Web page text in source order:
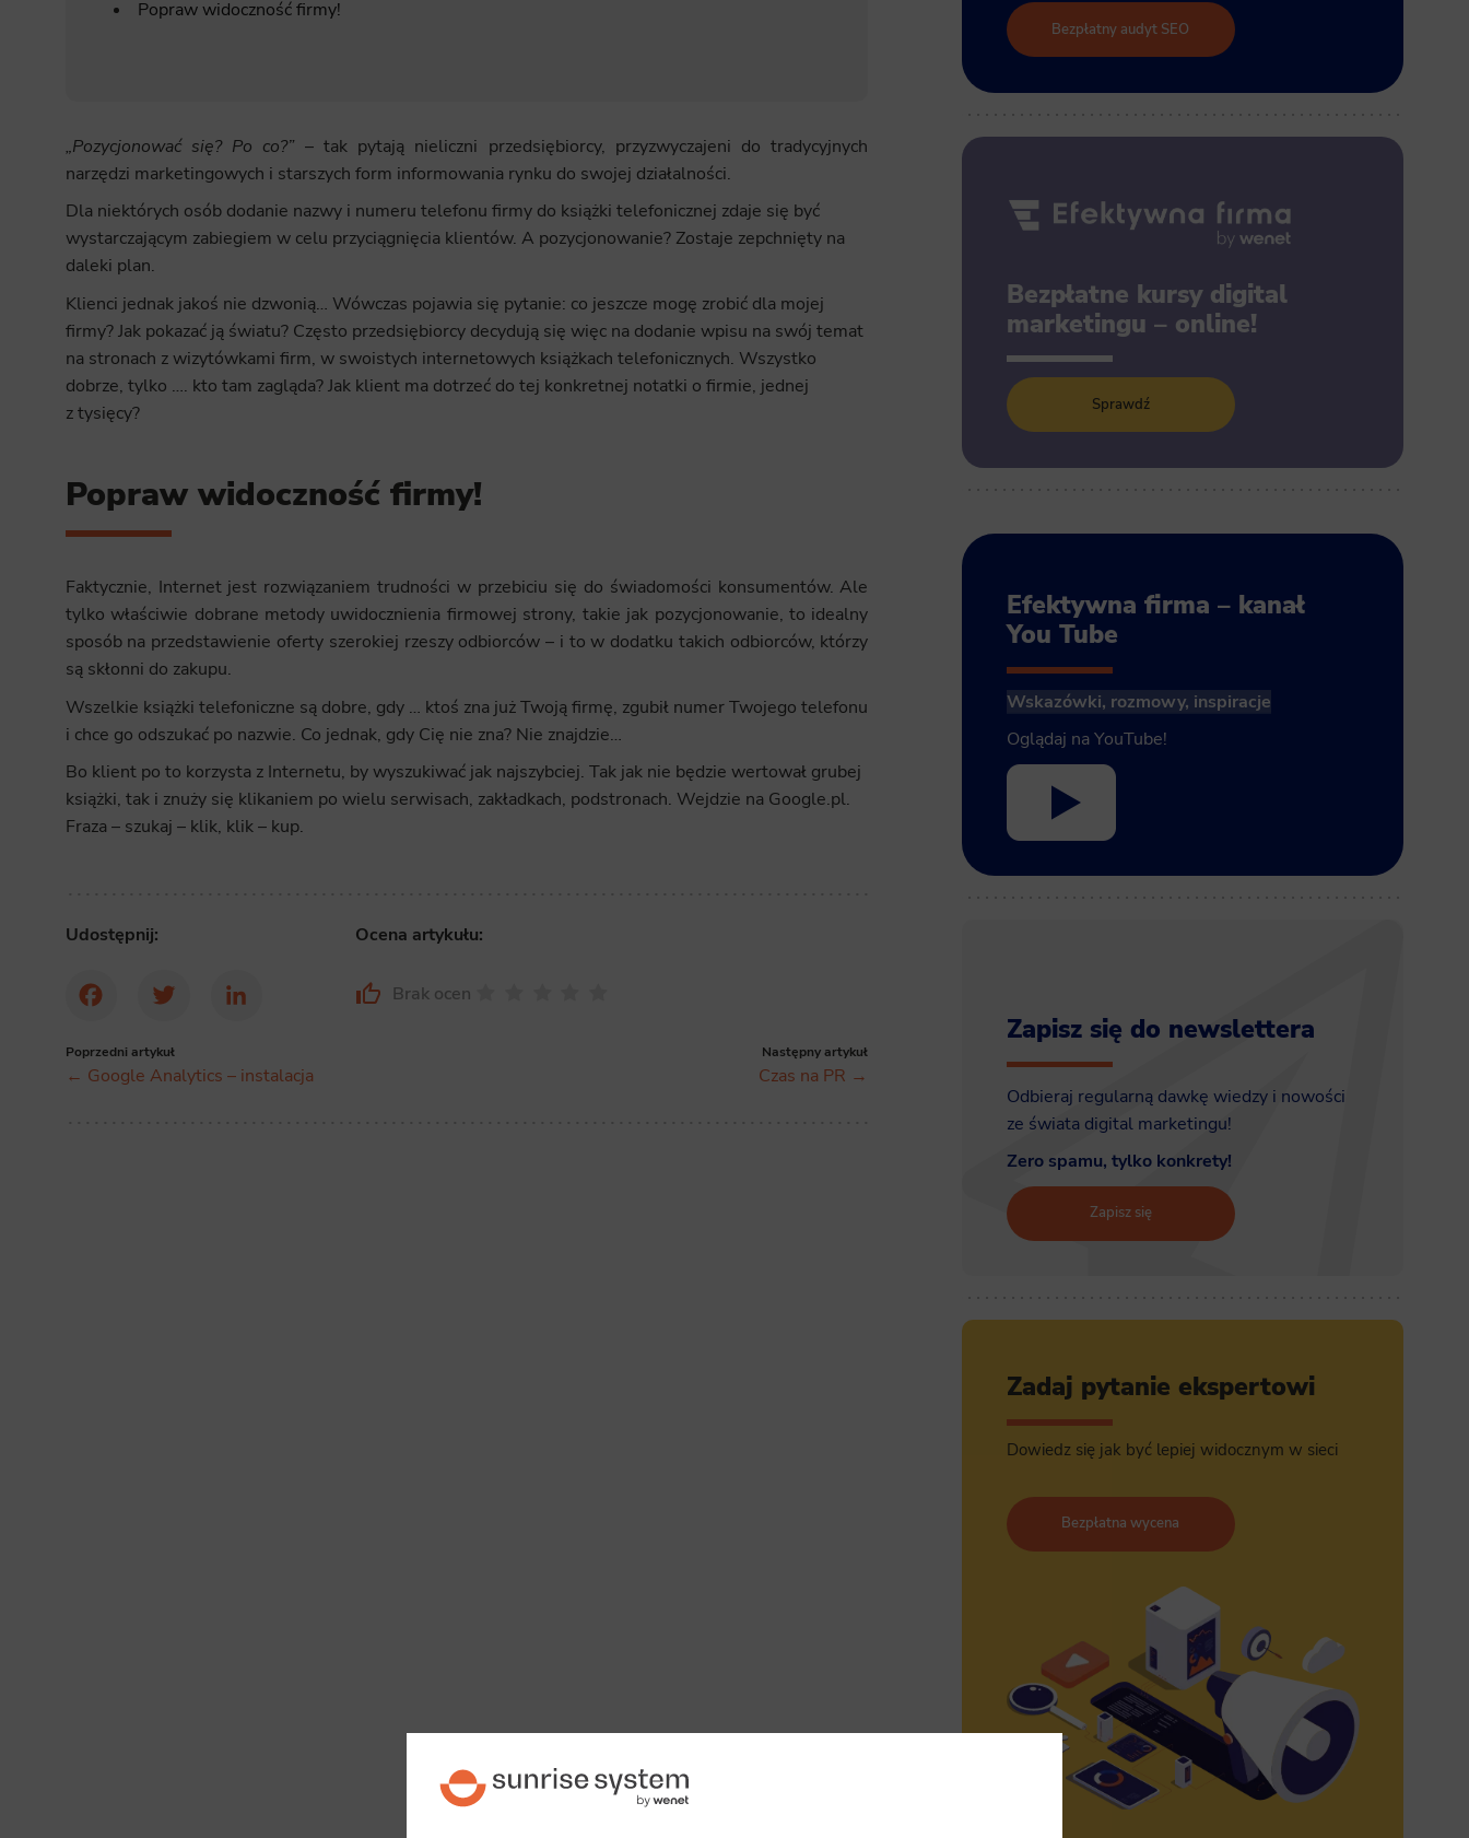
Popraw widoczność firmy!
„Pozycjonować się? Po co?” – tak pytają nieliczni przedsiębiorcy, przyzwyczajeni do tradycyjnych
narzędzi marketingowych i starszych form informowania rynku do swojej działalności.
Dla niektórych osób dodanie nazwy i numeru telefonu firmy do książki telefonicznej zdaje się być
wystarczającym zabiegiem w celu przyciągnięcia klientów. A pozycjonowanie? Zostaje zepchnięty na
daleki plan.
Klienci jednak jakoś nie dzwonią… Wówczas pojawia się pytanie: co jeszcze mogę zrobić dla mojej
firmy? Jak pokazać ją światu? Często przedsiębiorcy decydują się więc na dodanie wpisu na swój temat
na stronach z wizytówkami firm, w swoistych internetowych książkach telefonicznych. Wszystko
dobrze, tylko …. kto tam zagląda? Jak klient ma dotrzeć do tej konkretnej notatki o firmie, jednej
z tysięcy?
Popraw widoczność firmy!
Faktycznie, Internet jest rozwiązaniem trudności w przebiciu się do świadomości konsumentów. Ale
tylko właściwie dobrane metody uwidocznienia firmowej strony, takie jak pozycjonowanie, to idealny
sposób na przedstawienie oferty szerokiej rzeszy odbiorców – i to w dodatku takich odbiorców, którzy
są skłonni do zakupu.
Wszelkie książki telefoniczne są dobre, gdy … ktoś zna już Twoją firmę, zgubił numer Twojego telefonu
i chce go odszukać po nazwie. Co jednak, gdy Cię nie zna? Nie znajdzie…
Bo klient po to korzysta z Internetu, by wyszukiwać jak najszybciej. Tak jak nie będzie wertował grubej
książki, tak i znuży się klikaniem po wielu serwisach, zakładkach, podstronach. Wejdzie na Google.pl.
Fraza – szukaj – klik, klik – kup.
Udostępnij:
FacebookTwitter LinkedIn
Ocena artykułu:
Brak ocen
Poprzedni artykuł
← Google Analytics – instalacja
Następny artykuł
Czas na PR →
Bezpłatny audyt SEO
Bezpłatne kursy digital
marketingu – online!
Sprawdź
Efektywna firma – kanał
You Tube
Wskazówki, rozmowy, inspiracje
Oglądaj na YouTube!
Zapisz się do newslettera
Odbieraj regularną dawkę wiedzy i nowości
ze świata digital marketingu!
Zero spamu, tylko konkrety!
Zapisz się
Zadaj pytanie ekspertowi
Dowiedz się jak być lepiej widocznym w sieci
Bezpłatna wycena